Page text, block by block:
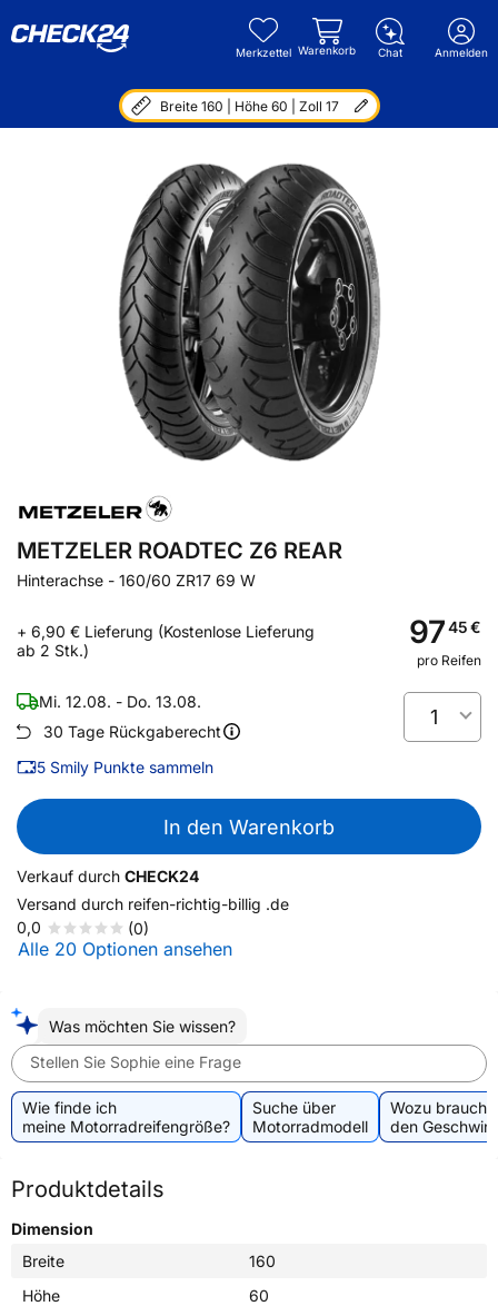
Merkzettel Warenkorb Chat Anmelden
Breite 160 | Höhe 60 | Zoll 17
METZELER ROADTEC Z6 REAR
Hinterachse - 160/60 ZR17 69 W
+ 6,90 € Lieferung (Kostenlose Lieferung
ab 2 Stk.)
9745€
pro Reifen
Mi. 12.08. - Do. 13.08.
30 Tage Rückgaberecht
5 Smily Punkte sammeln
1
In den Warenkorb
Verkauf durch CHECK24
Versand durch reifen-richtig-billig .de
0,0
(0)
Alle 20 Optionen ansehen
Was möchten Sie wissen?
Stellen Sie Sophie eine Frage
Wie finde ich
meine Motorradreifengröße?
Suche über
Motorradmodell
Wozu
den
Produktdetails
Dimension
Breite
160
Höhe
60